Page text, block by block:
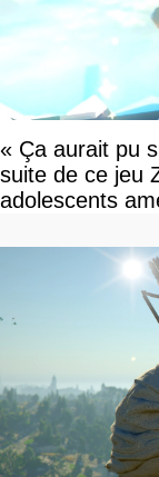
« Ça aurait pu
suite de ce jeu
adolescents